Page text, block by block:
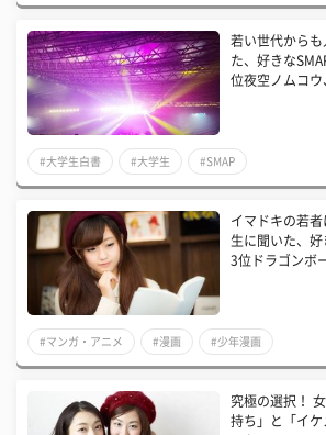
若い世代からも
た、好きな
位夜空ノムコウ
#大学生白書 #大学生 #SMAP
イマドキの若
生に聞いた、好
3位ドラゴンボ
#マンガ・アニメ #漫画 #少年漫画
究極の選択！
持ち」と「イ